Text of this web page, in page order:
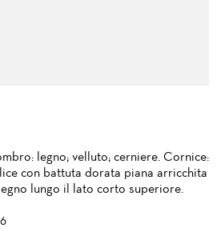
legno; velluto; cerniere. Cornice:
con battuta dorata piana arricchita
lungo il lato corto superiore.